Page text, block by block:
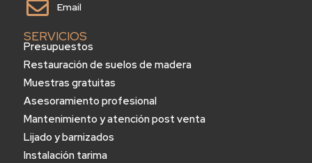
Email
SERVICIOS
Presupuestos
Restauración de suelos de madera
Muestras gratuitas
Asesoramiento profesional
Mantenimiento y atención post venta
Lijado y barnizados
Instalación tarima